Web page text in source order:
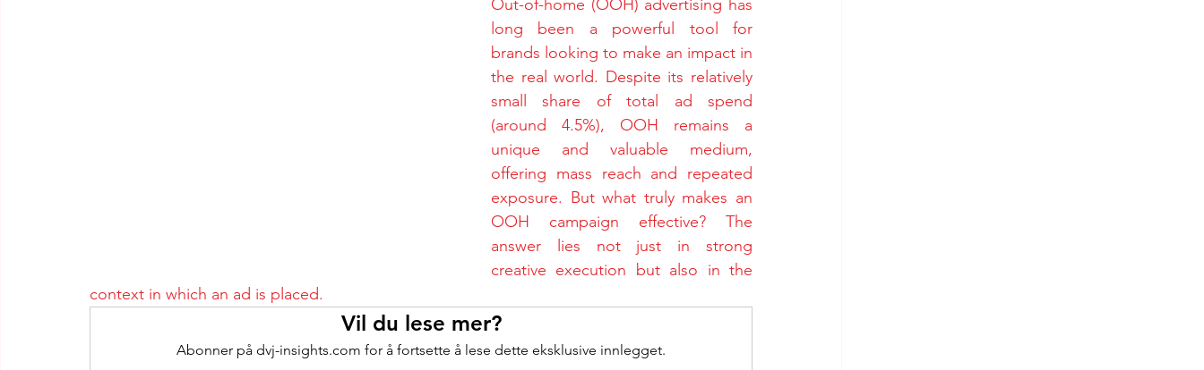
Out-of-home (OOH) advertising has
long been a powerful tool for
brands looking to make an impact in
the real world. Despite its relatively
small share of total ad spend
(around 4.5%), OOH remains a
unique and valuable medium,
offering mass reach and repeated
exposure. But what truly makes an
OOH campaign effective? The
answer lies not just in strong
creative execution but also in the
context in which an ad is placed.
Vil du lese mer?
Abonner på dvj-insights.com for å fortsette å lese dette eksklusive innlegget.